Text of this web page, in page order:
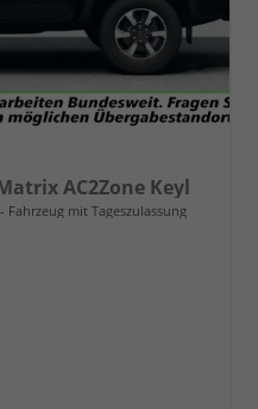
AC2Zone Keyl
Fahrzeug mit Tageszulassung